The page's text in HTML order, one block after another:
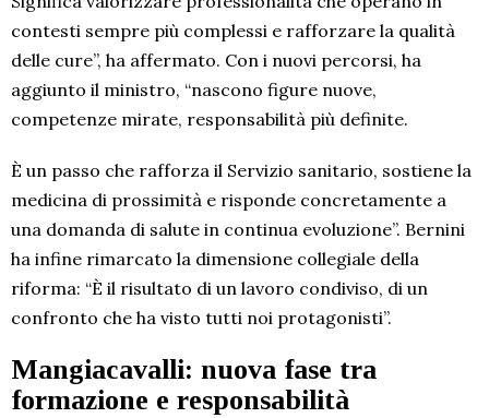
contesti sempre più complessi e rafforzare la qualità
delle cure”, ha affermato. Con i nuovi percorsi, ha
aggiunto il ministro, “nascono figure nuove,
competenze mirate, responsabilità più definite.
È un passo che rafforza il Servizio sanitario, sostiene la
medicina di prossimità e risponde concretamente a
una domanda di salute in continua evoluzione”. Bernini
ha infine rimarcato la dimensione collegiale della
riforma: “È il risultato di un lavoro condiviso, di un
confronto che ha visto tutti noi protagonisti”.
Mangiacavalli: nuova fase tra
formazione e responsabilità